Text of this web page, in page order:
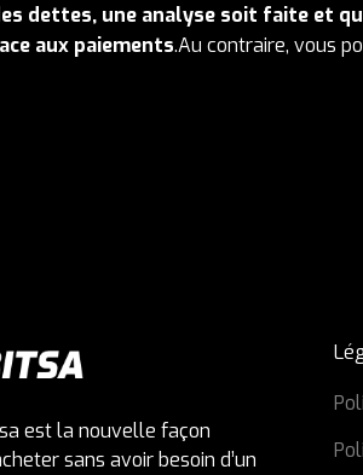
dettes, une analyse soit faite et
aux paiements.Au contraire, vous
est la nouvelle façon
sans avoir besoin d’un